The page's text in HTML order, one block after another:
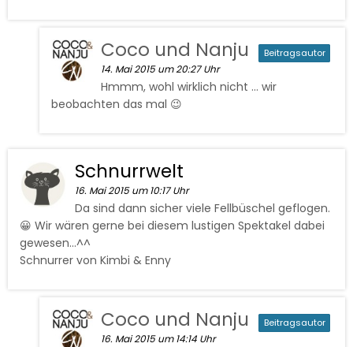
Coco und Nanju Beitragsautor
14. Mai 2015 um 20:27 Uhr
Hmmm, wohl wirklich nicht … wir
beobachten das mal 😉
Schnurrwelt
16. Mai 2015 um 10:17 Uhr
Da sind dann sicher viele Fellbüschel geflogen.
😀 Wir wären gerne bei diesem lustigen Spektakel dabei
gewesen…^^
Schnurrer von Kimbi & Enny
Coco und Nanju Beitragsautor
16. Mai 2015 um 14:14 Uhr